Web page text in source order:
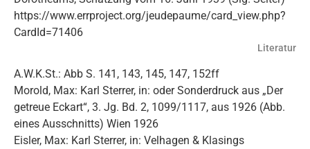
https://www.errproject.org/jeudepaume/card_view.php?
CardId=71406
Literatur
A.W.K.St.: Abb S. 141, 143, 145, 147, 152ff
Morold, Max: Karl Sterrer, in: oder Sonderdruck aus „Der
getreue Eckart“, 3. Jg. Bd. 2, 1099/1117, aus 1926 (Abb.
eines Ausschnitts) Wien 1926
Eisler, Max: Karl Sterrer, in: Velhagen & Klasings